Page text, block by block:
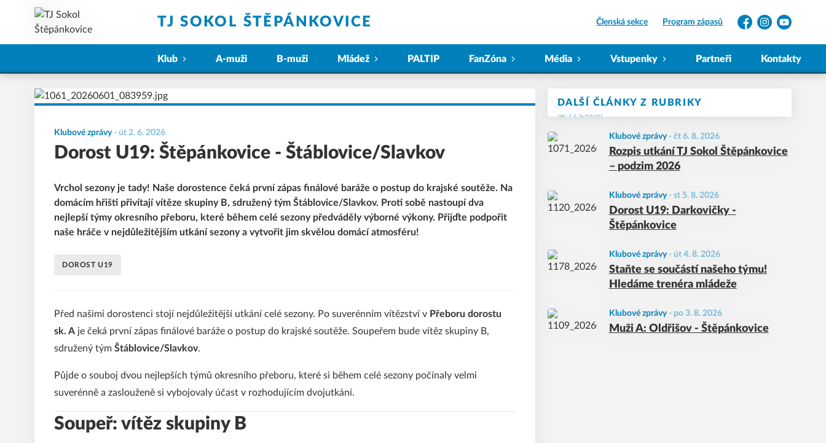
TJ SOKOL ŠTĚPÁNKOVICE Členská sekce Program zápasů
FacebookInstagramYouTube
Klub A-muži B-muži Mládež PALTIP FanZóna Média Vstupenky Partneři Kontakty
DALŠÍ ČLÁNKY Z RUBRIKY
Klubové zprávy- čt 6. 8. 2026
Rozpis utkání TJ Sokol Štěpánkovice
– podzim 2026
Klubové zprávy- st 5. 8. 2026
Dorost U19: Darkovičky -
Štěpánkovice
Klubové zprávy- út 4. 8. 2026
Staňte se součástí našeho týmu!
Hledáme trenéra mládeže
Klubové zprávy- po 3. 8. 2026
Muži A: Oldřišov - Štěpánkovice
Klubové zprávy- út 2. 6. 2026
Dorost U19: Štěpánkovice - Štáblovice/Slavkov
Vrchol sezony je tady! Naše dorostence čeká první zápas finálové baráže o postup do krajské soutěže. Na
domácím hřišti přivítají vítěze skupiny B, sdružený tým Štáblovice/Slavkov. Proti sobě nastoupí dva
nejlepší týmy okresního přeboru, které během celé sezony předváděly výborné výkony. Přijďte podpořit
naše hráče v nejdůležitějším utkání sezony a vytvořit jim skvělou domácí atmosféru!
DOROST U19
Před našimi dorostenci stojí nejdůležitější utkání celé sezony. Po suverénním vítězství v Přeboru dorostu
sk. A je čeká první zápas finálové baráže o postup do krajské soutěže. Soupeřem bude vítěz skupiny B,
sdružený tým Štáblovice/Slavkov.
Půjde o souboj dvou nejlepších týmů okresního přeboru, které si během celé sezony počínaly velmi
suverénně a zaslouženě si vybojovaly účast v rozhodujícím dvojutkání.
Soupeř: vítěz skupiny B